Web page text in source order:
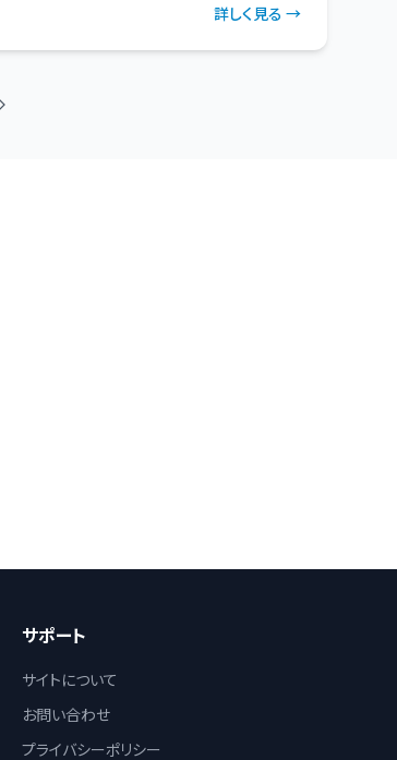
詳しく見る →
サポート
サイトについて
お問い合わせ
プライバシーポリシー